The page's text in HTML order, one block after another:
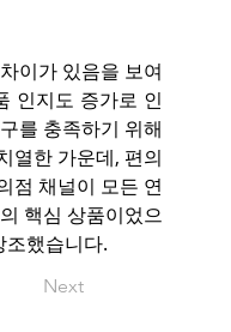
이가 있음을 보여
인지도 증가로 인
를 충족하기 위해
열한 가운데, 편의
점 채널이 모든 연
핵심 상품이었으
조했습니다.
Next